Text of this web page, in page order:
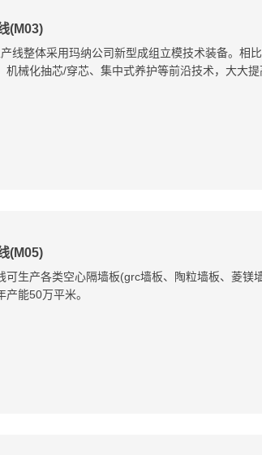
(M03)
线整体采用玛纳公司新型成组立模技术装备。相
机械化抽芯/穿芯、集中式养护等前沿技术，大大提
(M05)
可生产各类空心隔墙板(grc墙板、陶粒墙板、菱镁
能50万平米。